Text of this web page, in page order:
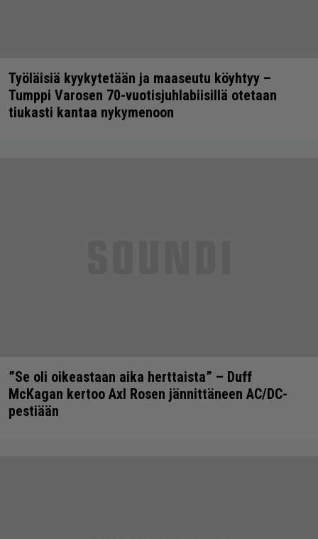
Työläisiä kyykytetään ja maaseutu köyhtyy –
Tumppi Varosen 70-vuotisjuhlabiisillä otetaan
tiukasti kantaa nykymenoon
”Se oli oikeastaan aika herttaista” – Duff
McKagan kertoo Axl Rosen jännittäneen AC/DC-
pestiään